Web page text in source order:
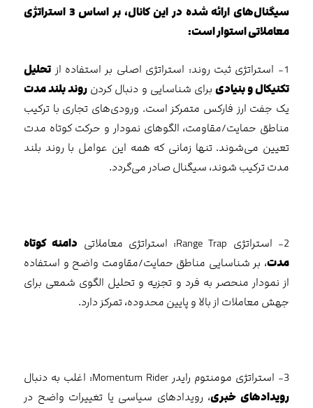
سیگنال‌های ارائه شده در این کانال، بر اساس 3 استراتژی
معاملاتی استوار است:
1- استراتژی ثبت روند: استراتژی اصلی بر استفاده از
تحلیل
تکنیکال و بنیادی برای شناسایی و دنبال کردن روند بلند مدت
یک جفت ارز فارکس متمرکز است. ورودی‌های تجاری با ترکیب
مناطق حمایت/مقاومت، الگوهای نمودار و حرکت کوتاه مدت
تعیین می‌شوند. تنها زمانی که همه این عوامل با روند بلند
مدت ترکیب شوند، سیگنال صادر می‌گردد.
2- استراتژی Range Trap: استراتژی معاملاتی
دامنه کوتاه
مدت، بر شناسایی مناطق حمایت/مقاومت واضح و استفاده
از نمودار منحصر به فرد و تجزیه و تحلیل الگوی شمعی برای
جهش معاملات از بالا و پایین محدوده، تمرکز دارد.
3- استراتژی مومنتوم رایدر Momentum Rider: اغلب به دنبال
رویدادهای خبری، رویدادهای سیاسی یا تغییرات واضح در